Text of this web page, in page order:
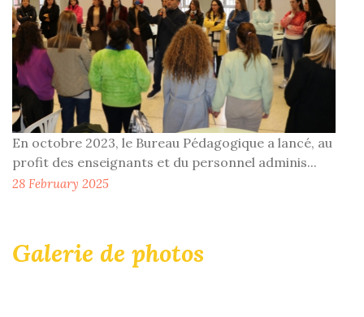
En octobre 2023, le Bureau Pédagogique a lancé, au
profit des enseignants et du personnel adminis...
28 February 2025
Galerie de photos